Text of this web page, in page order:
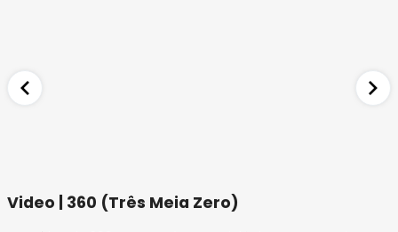
Video | 360 (Três Meia Zero)